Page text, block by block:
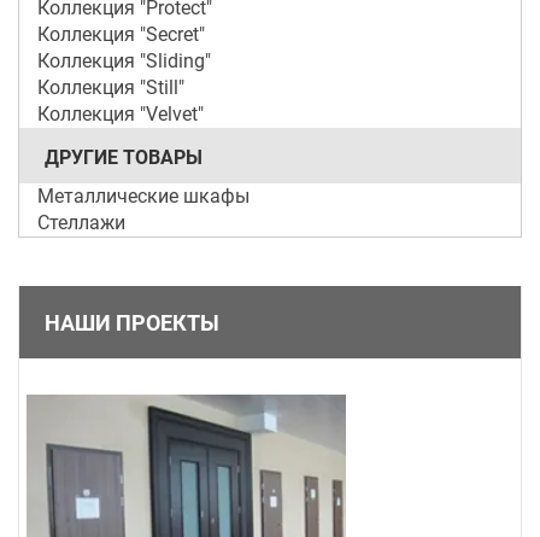
Коллекция "Protect"
Коллекция "Secret"
Коллекция "Sliding"
Коллекция "Still"
Коллекция "Velvet"
ДРУГИЕ ТОВАРЫ
Металлические шкафы
Стеллажи
НАШИ ПРОЕКТЫ